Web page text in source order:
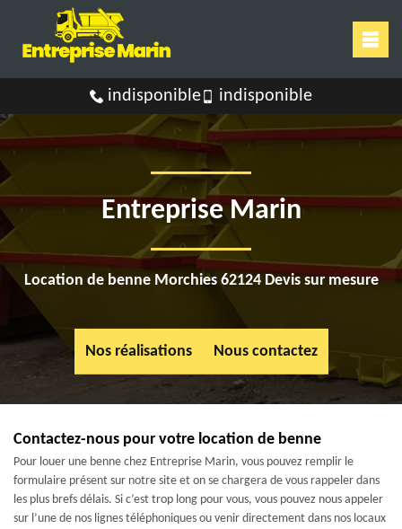
indisponible indisponible
Entreprise Marin
Location de benne Morchies 62124 Devis sur mesure
Nos réalisations Nous contactez
Contactez-nous pour votre location de benne
Pour louer une benne chez Entreprise Marin, vous pouvez remplir le
formulaire présent sur notre site et on se chargera de vous rappeler dans
les plus brefs délais. Si c’est trop long pour vous, vous pouvez nous appeler
sur l’une de nos lignes téléphoniques ou venir directement dans nos locaux